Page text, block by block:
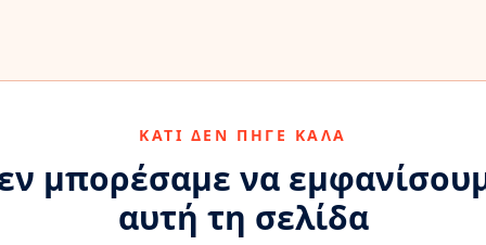
ΚΆΤΙ ΔΕΝ ΠΉΓΕ ΚΑΛΆ
μπορέσαμε να
αυτή τη σελίδα